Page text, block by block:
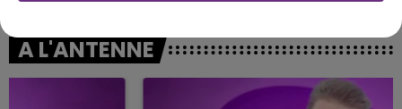
A L'ANTENNE